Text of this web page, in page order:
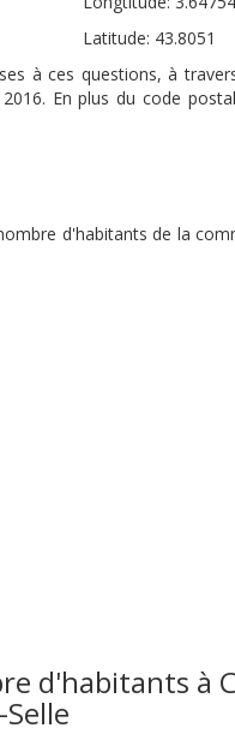
Latitude: 43.8051
à ces questions, à
2016. En plus du code
d'habitants de la
d'habitants à
Selle